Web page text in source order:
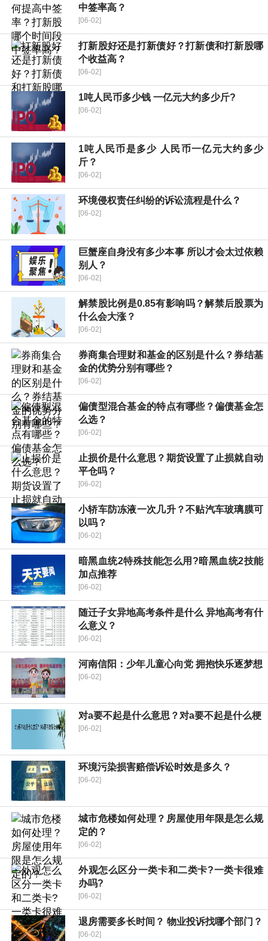
中签率高？
[06-02]
打新股好还是打新债好？打新债和打新股哪
个收益高？
[06-02]
1吨人民币多少钱 一亿元大约多少斤?
[06-02]
1吨人民币是多少 人民币一亿元大约多少
斤？
[06-02]
环境侵权责任纠纷的诉讼流程是什么？
[06-02]
巨蟹座自身没有多少本事 所以才会太过依赖
别人？
[06-02]
解禁股比例是0.85有影响吗？解禁后股票为
什么会大涨？
[06-02]
券商集合理财和基金的区别是什么？券结基
金的优势分别有哪些？
[06-02]
偏债型混合基金的特点有哪些？偏债基金怎
么选？
[06-02]
止损价是什么意思？期货设置了止损就自动
平仓吗？
[06-02]
小轿车防冻液一次几升？不贴汽车玻璃膜可
以吗？
[06-02]
暗黑血统2特殊技能怎么用?暗黑血统2技能
加点推荐
[06-02]
随迁子女异地高考条件是什么 异地高考有什
么意义？
[06-02]
河南信阳：少年儿童心向党 拥抱快乐逐梦想
[06-02]
对a要不起是什么意思？对a要不起是什么梗
[06-02]
环境污染损害赔偿诉讼时效是多久？
[06-02]
城市危楼如何处理？房屋使用年限是怎么规
定的？
[06-02]
外观怎么区分一类卡和二类卡?一类卡很难
办吗?
[06-02]
退房需要多长时间？ 物业投诉找哪个部门？
[06-02]